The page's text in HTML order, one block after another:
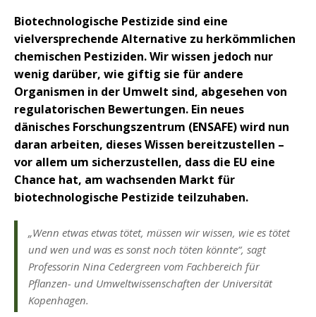
Biotechnologische Pestizide sind eine
vielversprechende Alternative zu herkömmlichen
chemischen Pestiziden. Wir wissen jedoch nur
wenig darüber, wie giftig sie für andere
Organismen in der Umwelt sind, abgesehen von
regulatorischen Bewertungen. Ein neues
dänisches Forschungszentrum (ENSAFE) wird nun
daran arbeiten, dieses Wissen bereitzustellen –
vor allem um sicherzustellen, dass die EU eine
Chance hat, am wachsenden Markt für
biotechnologische Pestizide teilzuhaben.
„Wenn etwas etwas tötet, müssen wir wissen, wie es tötet
und wen und was es sonst noch töten könnte“, sagt
Professorin Nina Cedergreen vom Fachbereich für
Pflanzen- und Umweltwissenschaften der Universität
Kopenhagen.